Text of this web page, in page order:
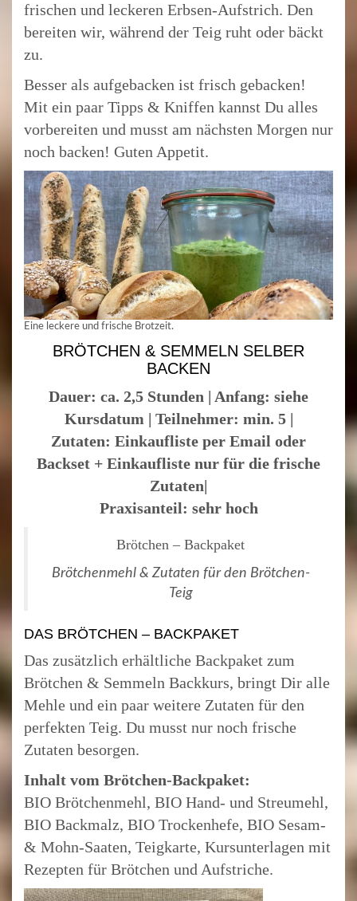
frischen und leckeren Erbsen-Aufstrich. Den
bereiten wir, während der Teig ruht oder bäckt
zu.
Besser als aufgebacken ist frisch gebacken!
Mit ein paar Tipps & Kniffen kannst Du alles
vorbereiten und musst am nächsten Morgen nur
noch backen! Guten Appetit.
Eine leckere und frische Brotzeit.
BRÖTCHEN & SEMMELN SELBER
BACKEN
Dauer: ca. 2,5 Stunden | Anfang: siehe
Kursdatum | Teilnehmer: min. 5 |
Zutaten: Einkaufliste per Email oder
Backset + Einkaufliste nur für die frische
Zutaten|
Praxisanteil: sehr hoch
Brötchen – Backpaket
Brötchenmehl & Zutaten für den Brötchen-
Teig
DAS BRÖTCHEN – BACKPAKET
Das zusätzlich erhältliche Backpaket zum
Brötchen & Semmeln Backkurs, bringt Dir alle
Mehle und ein paar weitere Zutaten für den
perfekten Teig. Du musst nur noch frische
Zutaten besorgen.
Inhalt vom Brötchen-Backpaket:
BIO Brötchenmehl, BIO Hand- und Streumehl,
BIO Backmalz, BIO Trockenhefe, BIO Sesam-
& Mohn-Saaten, Teigkarte, Kursunterlagen mit
Rezepten für Brötchen und Aufstriche.